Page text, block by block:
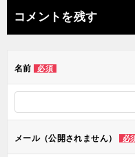
ナ
ビ
ー
ン
コメントを残す
名前 必須
メール（公開されません） 必